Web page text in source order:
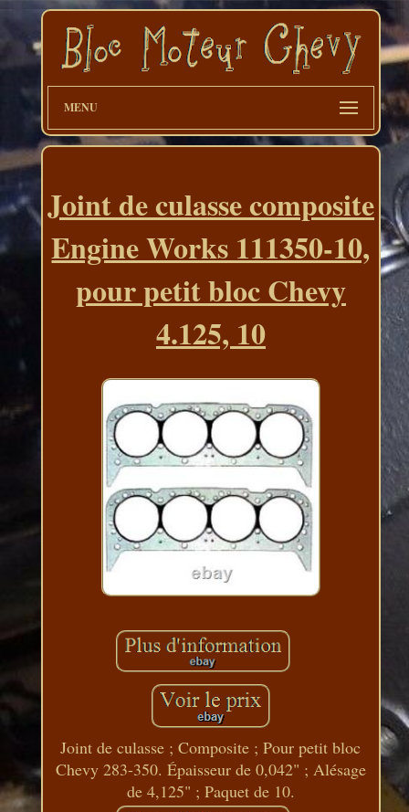
MENU
Joint de culasse composite
Engine Works 111350-10,
pour petit bloc Chevy
4.125, 10
Joint de culasse ; Composite ; Pour petit bloc
Chevy 283-350. Épaisseur de 0,042" ; Alésage
de 4,125" ; Paquet de 10.